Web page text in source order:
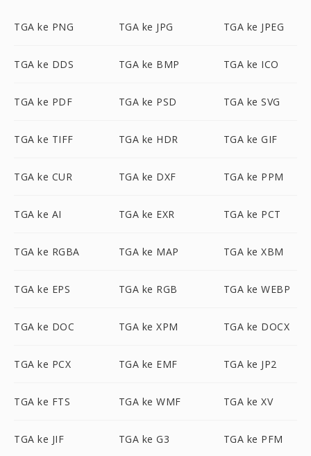
TGA ke PNG TGA ke JPG TGA ke JPEG
TGA ke DDS TGA ke BMP TGA ke ICO
TGA ke PDF TGA ke PSD TGA ke SVG
TGA ke TIFF TGA ke HDR TGA ke GIF
TGA ke CUR TGA ke DXF TGA ke PPM
TGA ke AI TGA ke EXR TGA ke PCT
TGA ke RGBA TGA ke MAP TGA ke XBM
TGA ke EPS TGA ke RGB TGA ke WEBP
TGA ke DOC TGA ke XPM TGA ke DOCX
TGA ke PCX TGA ke EMF TGA ke JP2
TGA ke FTS TGA ke WMF TGA ke XV
TGA ke JIF TGA ke G3 TGA ke PFM